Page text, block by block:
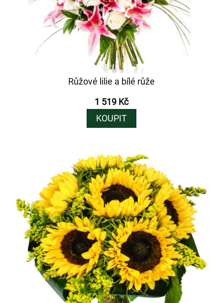
Růžové lilie a bílé růže
1 519 Kč
KOUPIT